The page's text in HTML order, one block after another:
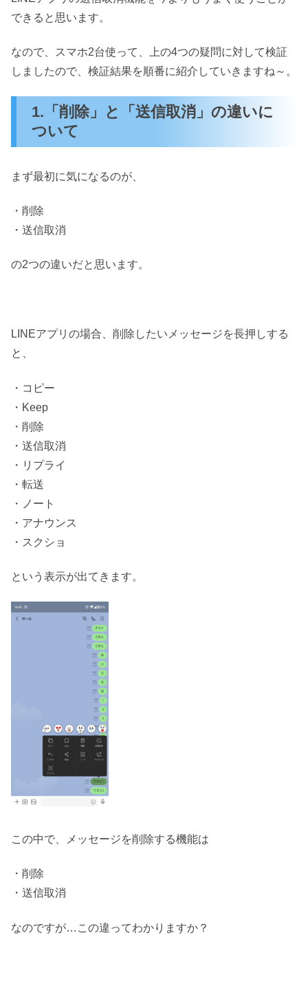
できると思います。
なので、スマホ2台使って、上の4つの疑問に対して検証
しましたので、検証結果を順番に紹介していきますね～。
1.「削除」と「送信取消」の違いに
ついて
まず最初に気になるのが、
・削除
・送信取消
の2つの違いだと思います。
LINEアプリの場合、削除したいメッセージを長押しする
と、
・コピー
・Keep
・削除
・送信取消
・リプライ
・転送
・ノート
・アナウンス
・スクショ
という表示が出てきます。
この中で、メッセージを削除する機能は
・削除
・送信取消
なのですが…この違ってわかりますか？